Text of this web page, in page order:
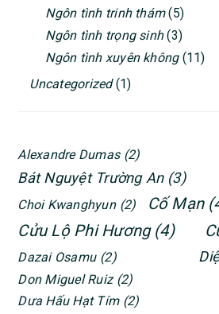
Ngôn tình trinh thám(5)
Ngôn tình trọng sinh(3)
Ngôn tình xuyên không(11)
Uncategorized(1)
Alexandre Dumas (2)
Bát Nguyệt Trường An (3)
Choi Kwanghyun (2) Cố Mạn
Cửu Lộ Phi Hương (4)
Dazai Osamu (2)
Don Miguel Ruiz (2)
Dưa Hấu Hạt Tím (2)